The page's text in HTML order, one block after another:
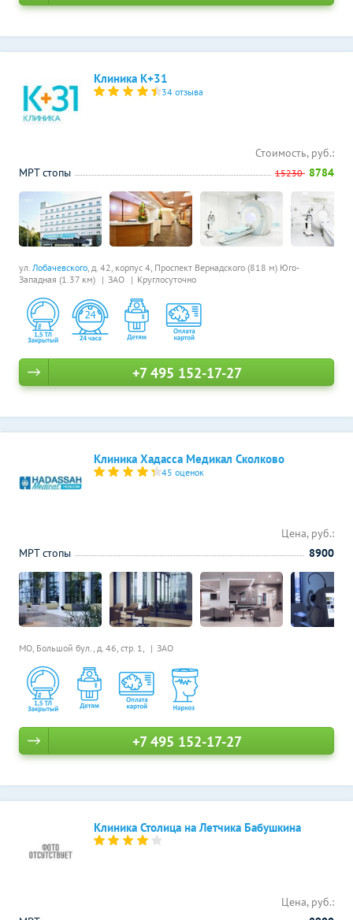
Клиника К+31
34 отзыва
ул. Лобачевского, д. 42, корпус 4, Проспект Вернадского (818 м) Юго-
Западная (1.37 км)
ЗАО Круглосуточно
Стоимость, руб.:
МРТ стопы
15230 8784
+7 495 152-17-27
Клиника Хадасса Медикал Сколково
45 оценок
МО, Большой бул., д. 46, стр. 1, ЗАО
Цена, руб.:
МРТ стопы
8900
+7 495 152-17-27
Клиника Столица на Летчика Бабушкина
Цена, руб.: